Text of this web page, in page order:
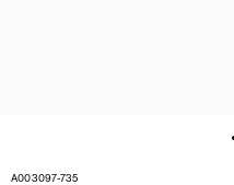
A003097-735